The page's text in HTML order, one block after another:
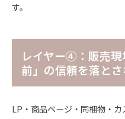
す。
レイヤー④：販売
前」の信頼を落とさ
LP・商品ページ・同梱物・